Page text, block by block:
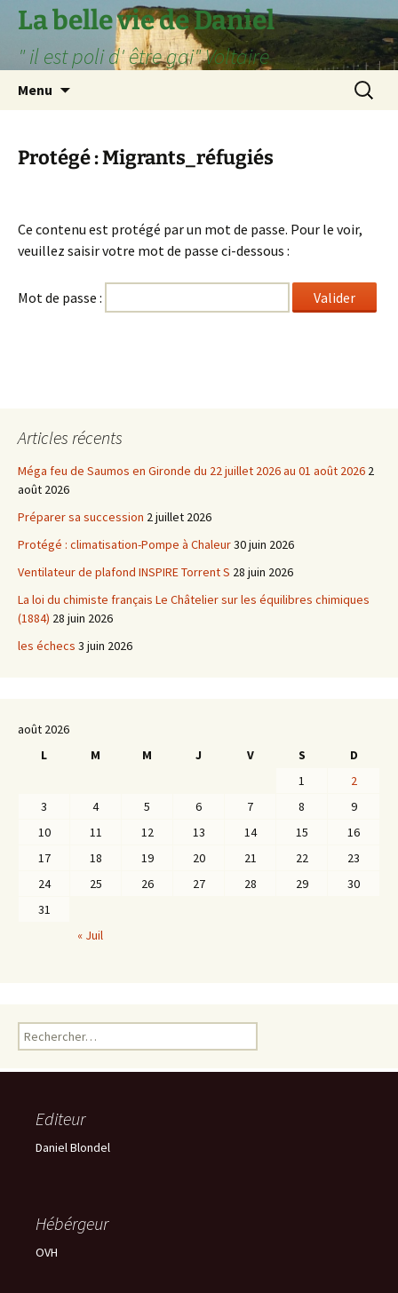
Aller
contenu
La belle vie de Daniel
" il est poli d' être gai" Voltaire
Menu
Protégé : Migrants_réfugiés
Ce contenu est protégé par un mot de passe. Pour le voir,
veuillez saisir votre mot de passe ci-dessous :
Mot de passe :
Articles récents
Méga feu de Saumos en Gironde du 22 juillet 2026 au 01 août 2026 2
août 2026
Préparer sa succession 2 juillet 2026
Protégé : climatisation-Pompe à Chaleur30 juin 2026
Ventilateur de plafond INSPIRE Torrent S 28 juin 2026
La loi du chimiste français Le Châtelier sur les équilibres chimiques
(1884) 28 juin 2026
les échecs 3 juin 2026
août 2026
L
M M J V S
D
1
2
3
4 5 6 7 8
9
10
11 12 13 14 15
16
17
18 19 20 21 22
23
24
25 26 27 28 29
30
31
« Juil
Rechercher :
Editeur
Daniel Blondel
Hébérgeur
OVH